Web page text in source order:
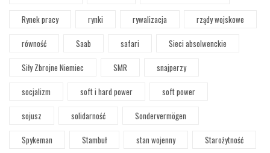
Rynek pracy
rynki rywalizacja
rządy wojskowe
równość
Saab safari
Sieci absolwenckie
Siły Zbrojne Niemiec
SMR
snajperzy
socjalizm
soft i hard power
soft power
sojusz
solidarność
Sondervermögen
Spykeman
Stambuł stan wojenny
Starożytność